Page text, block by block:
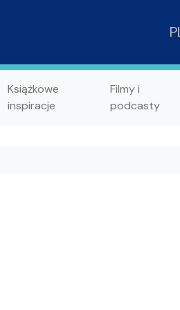
Książkowe
inspiracje
Filmy i
podcasty